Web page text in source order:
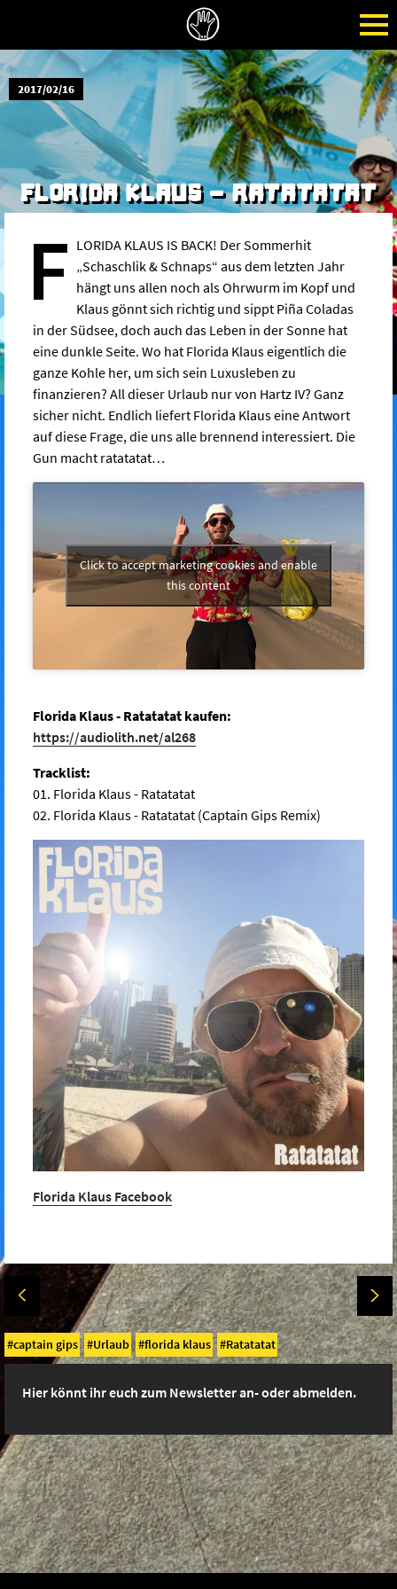
2017/02/16
FLORIDA KLAUS - RATATATAT
F LORIDA KLAUS IS BACK! Der Sommerhit
„Schaschlik & Schnaps“ aus dem letzten Jahr
hängt uns allen noch als Ohrwurm im Kopf und
Klaus gönnt sich richtig und sippt Piña Coladas
in der Südsee, doch auch das Leben in der Sonne hat
eine dunkle Seite. Wo hat Florida Klaus eigentlich die
ganze Kohle her, um sich sein Luxusleben zu
finanzieren? All dieser Urlaub nur von Hartz IV? Ganz
sicher nicht. Endlich liefert Florida Klaus eine Antwort
auf diese Frage, die uns alle brennend interessiert. Die
Gun macht ratatatat…
Click to accept marketing cookies and enable
this content
Florida Klaus - Ratatatat kaufen:
https://audiolith.net/al268
Tracklist:
01. Florida Klaus - Ratatatat
02. Florida Klaus - Ratatatat (Captain Gips Remix)
Florida Klaus Facebook
captain gips Urlaub florida klaus Ratatatat
Hier könnt ihr euch zum Newsletter an- oder abmelden.